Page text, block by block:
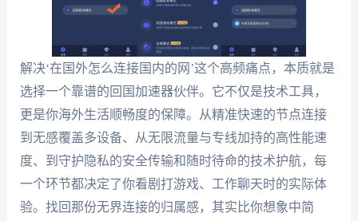
解决‘在国外怎么连接国内的网’这个高频痛点，本质就是
选择一个靠谱的回国加速器伙伴。它不仅是技术工具，
更是你海外生活顺畅度的保障。从精准快速的节点连接
到无感覆盖多设备、从无限流量与专线加持的高性能速
度、到守护隐私的安全传输和随时待命的技术护航，每
一个环节都决定了你看剧打游戏、工作聊天时的实际体
验。找回那份无界连接的归属感，其实比你想象中简